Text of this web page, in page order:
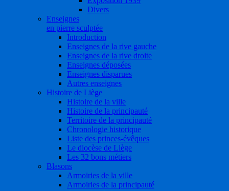
Divers
Enseignes
en pierre sculptée
Introduction
Enseignes de la rive gauche
Enseignes de la rive droite
Enseignes déposées
Enseignes disparues
Autres enseignes
Histoire de Liège
Histoire de la ville
Histoire de la principauté
Territoire de la principauté
Chronologie historique
Liste des princes-évêques
Le diocèse de Liège
Les 32 bons métiers
Blasons
Armoiries de la ville
Armoiries de la principauté